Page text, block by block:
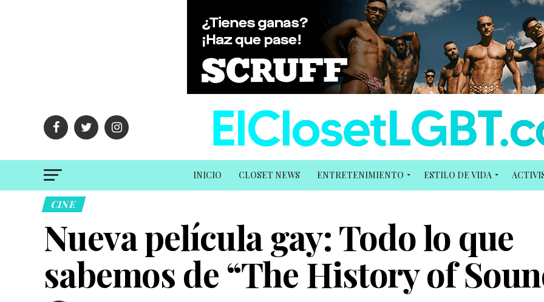
INICIO CLOSET NEWS ENTRETENIMIENTO ESTILO DE VIDA
CINE
Nueva película gay: Todo lo que
sabemos de “The History of